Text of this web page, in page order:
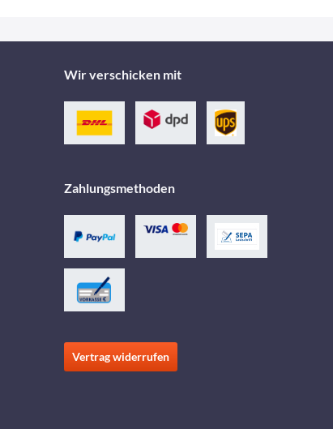
Wir verschicken mit
Zahlungsmethoden
Vertrag widerrufen